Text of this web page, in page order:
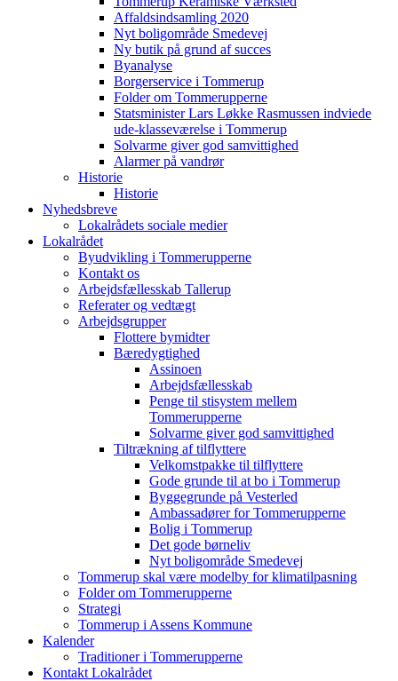
Affaldsindsamling 2020
Nyt boligområde Smedevej
Ny butik på grund af succes
Byanalyse
Borgerservice i Tommerup
Folder om Tommerupperne
Statsminister Lars Løkke Rasmussen indviede
ude-klasseværelse i Tommerup
Solvarme giver god samvittighed
Alarmer på vandrør
Historie
Historie
Nyhedsbreve
Lokalrådets sociale medier
Lokalrådet
Byudvikling i Tommerupperne
Kontakt os
Arbejdsfællesskab Tallerup
Referater og vedtægt
Arbejdsgrupper
Flottere bymidter
Bæredygtighed
Assinoen
Arbejdsfællesskab
Penge til stisystem mellem
Tommerupperne
Solvarme giver god samvittighed
Tiltrækning af tilflyttere
Velkomstpakke til tilflyttere
Gode grunde til at bo i Tommerup
Byggegrunde på Vesterled
Ambassadører for Tommerupperne
Bolig i Tommerup
Det gode børneliv
Nyt boligområde Smedevej
Tommerup skal være modelby for klimatilpasning
Folder om Tommerupperne
Strategi
Tommerup i Assens Kommune
Kalender
Traditioner i Tommerupperne
Kontakt Lokalrådet